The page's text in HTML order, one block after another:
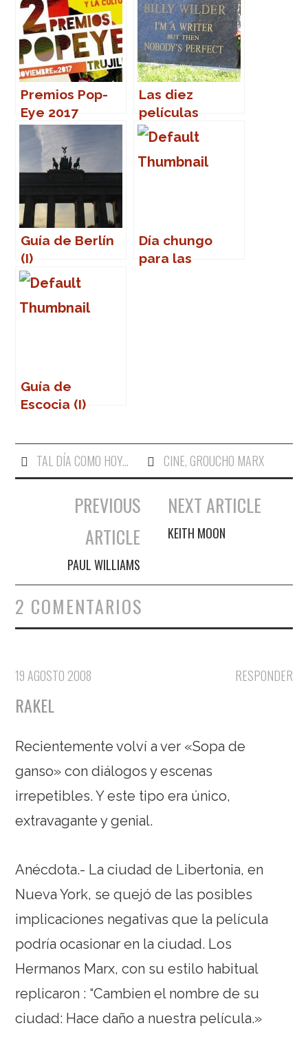
Premios Pop-
Eye 2017
Las diez
películas
favoritas de
Guía de Berlín
(I)
Día chungo
para las
Guía de
Escocia (I)
TAL DÍA COMO HOY... CINE, GROUCHO MARX
Navegación de entradas
PREVIOUS
ARTICLE
PAUL WILLIAMS
NEXT ARTICLE
KEITH MOON
2 COMENTARIOS
RESPONDER
19 AGOSTO 2008
RAKEL
Recientemente volví a ver «Sopa de
ganso» con diálogos y escenas
irrepetibles. Y este tipo era único,
extravagante y genial.
Anécdota.- La ciudad de Libertonia, en
Nueva York, se quejó de las posibles
implicaciones negativas que la película
podría ocasionar en la ciudad. Los
Hermanos Marx, con su estilo habitual
replicaron : “Cambien el nombre de su
ciudad: Hace daño a nuestra película.»